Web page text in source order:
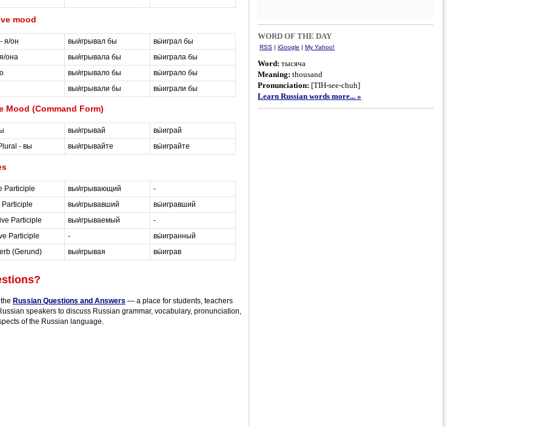
mood
я/он выи́грывал бы
вы́играл бы
она
выи́грывала бы
вы́играла бы
выи́грывало бы
вы́играло бы
выи́грывали бы вы́играли бы
Mood (Command Form)
выи́грывай
вы́играй
- вы
выи́грывайте вы́играйте
Participle выи́грывающий
-
Participle
выи́грывавший
вы́игравший
Participle
выи́грываемый
-
Participle
-
вы́игранный
(Gerund)
выи́грывая вы́играв
Russian Questions and Answers — a place for students, teachers
speakers to discuss Russian grammar, vocabulary, pronunciation,
of the Russian language.
WORD OF THE DAY
RSS | iGoogle | My Yahoo!
Word: тысяча
Meaning: thousand
Pronunciation: [TIH-see-chuh]
Learn Russian words more... »